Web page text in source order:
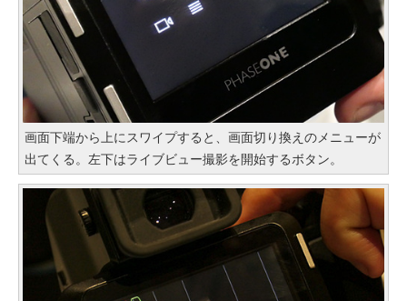
画面下端から上にスワイプすると、画面切り換えのメニューが
出てくる。左下はライブビュー撮影を開始するボタン。